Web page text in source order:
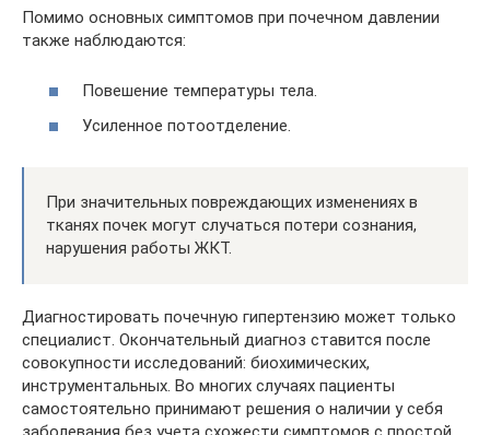
Помимо основных симптомов при почечном давлении
также наблюдаются:
Повешение температуры тела.
Усиленное потоотделение.
При значительных повреждающих изменениях в
тканях почек могут случаться потери сознания,
нарушения работы ЖКТ.
Диагностировать почечную гипертензию может только
специалист. Окончательный диагноз ставится после
совокупности исследований: биохимических,
инструментальных. Во многих случаях пациенты
самостоятельно принимают решения о наличии у себя